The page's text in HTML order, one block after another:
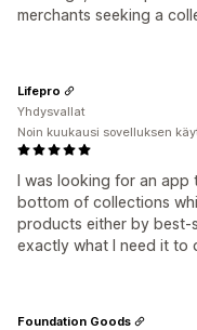
merchants seeking a
I was looking for an
bottom of collections
products either by best-
exactly what I need it to
Lifepro
Yhdysvallat
Noin kuukausi sovelluksen
Foundation Goods